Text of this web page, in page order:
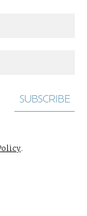
.